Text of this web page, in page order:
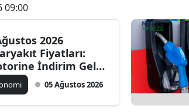
09:00
2026
Fiyatları:
İndirim Geldi!
Güncel Benzin,
ve LPG
05 Ağustos 2026